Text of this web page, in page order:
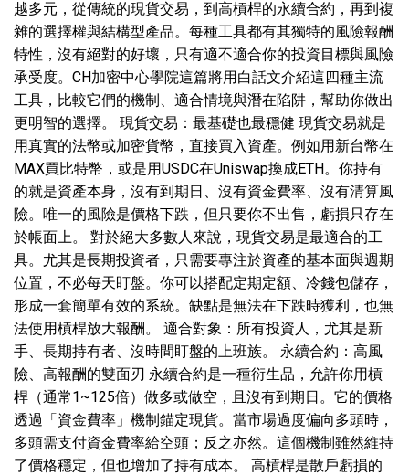
越多元，從傳統的現貨交易，到高槓桿的永續合約，再到複
雜的選擇權與結構型產品。每種工具都有其獨特的風險報酬
特性，沒有絕對的好壞，只有適不適合你的投資目標與風險
承受度。CH加密中心學院這篇將用白話文介紹這四種主流
工具，比較它們的機制、適合情境與潛在陷阱，幫助你做出
更明智的選擇。 現貨交易：最基礎也最穩健 現貨交易就是
用真實的法幣或加密貨幣，直接買入資產。例如用新台幣在
MAX買比特幣，或是用USDC在Uniswap換成ETH。你持有
的就是資產本身，沒有到期日、沒有資金費率、沒有清算風
險。唯一的風險是價格下跌，但只要你不出售，虧損只存在
於帳面上。 對於絕大多數人來說，現貨交易是最適合的工
具。尤其是長期投資者，只需要專注於資產的基本面與週期
位置，不必每天盯盤。你可以搭配定期定額、冷錢包儲存，
形成一套簡單有效的系統。缺點是無法在下跌時獲利，也無
法使用槓桿放大報酬。 適合對象：所有投資人，尤其是新
手、長期持有者、沒時間盯盤的上班族。 永續合約：高風
險、高報酬的雙面刃 永續合約是一種衍生品，允許你用槓
桿（通常1~125倍）做多或做空，且沒有到期日。它的價格
透過「資金費率」機制錨定現貨。當市場過度偏向多頭時，
多頭需支付資金費率給空頭；反之亦然。這個機制雖然維持
了價格穩定，但也增加了持有成本。 高槓桿是散戶虧損的